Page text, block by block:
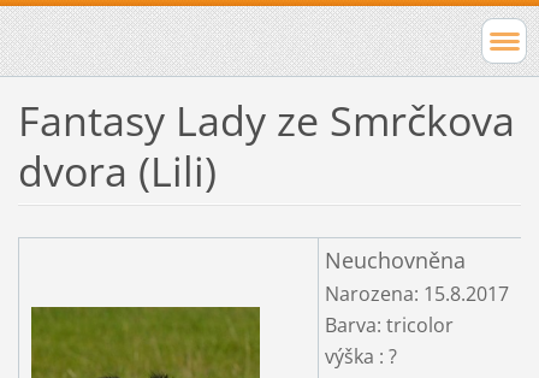
Fantasy Lady ze Smrčkova
dvora (Lili)
Neuchovněna
Narozena: 15.8.2017
Barva: tricolor
výška : ?